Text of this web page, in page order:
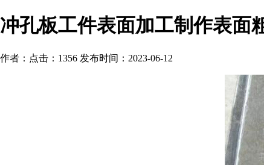
冲孔板工件表面加工制作表面
作者： 点击：1356 发布时间：2023-06-12